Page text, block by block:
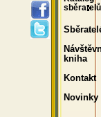
sběratelů
kniha
Kontakt
Novinky